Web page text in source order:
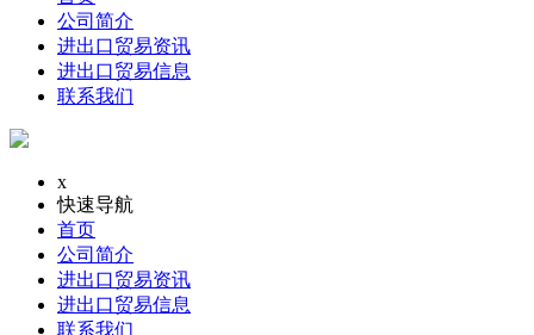
公司简介
进出口贸易资讯
进出口贸易信息
联系我们
x
快速导航
首页
公司简介
进出口贸易资讯
进出口贸易信息
联系我们